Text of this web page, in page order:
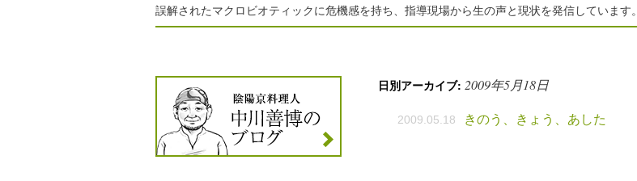
誤解されたマクロビオティックに危機感を持ち、指導現場から生の声と現状を発信しています。
日別アーカイブ: 2009年5月18日
2009.05.18 きのう、きょう、あした